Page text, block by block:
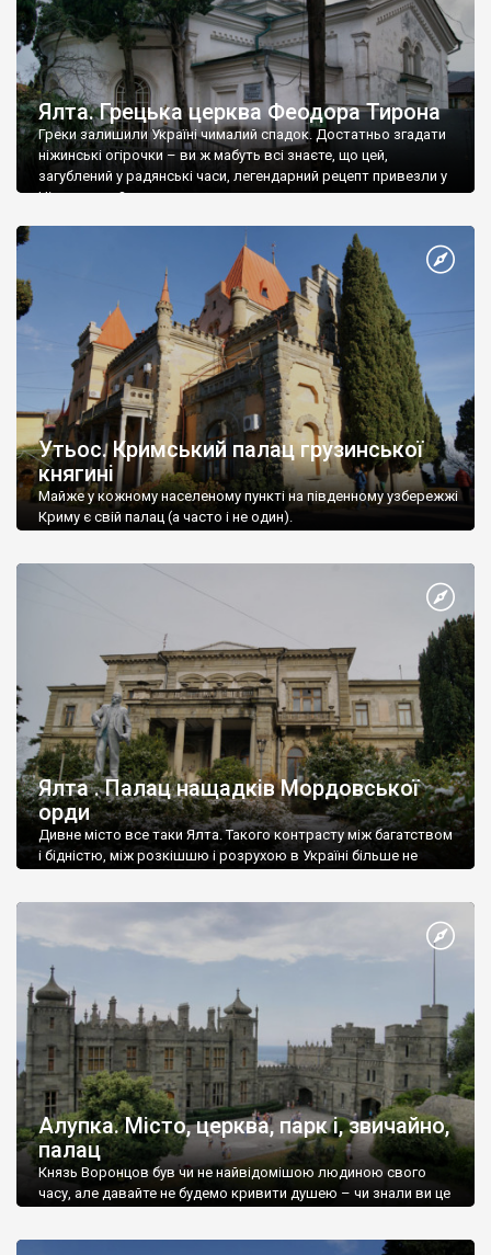
Ялта. Грецька церква Феодора Тирона
Греки залишили Україні чималий спадок. Достатньо згадати
ніжинські огірочки – ви ж мабуть всі знаєте, що цей,
загублений у радянські часи, легендарний рецепт привезли у
Ніжин греки?
Утьос. Кримський палац грузинської
княгині
Майже у кожному населеному пункті на південному узбережжі
Криму є свій палац (а часто і не один).
Ялта . Палац нащадків Мордовської
орди
Дивне місто все таки Ялта. Такого контрасту між багатством
і бідністю, між розкішшю і розрухою в Україні більше не
Алупка. Місто, церква, парк і, звичайно,
палац
Князь Воронцов був чи не найвідомішою людиною свого
часу, але давайте не будемо кривити душею – чи знали ви це